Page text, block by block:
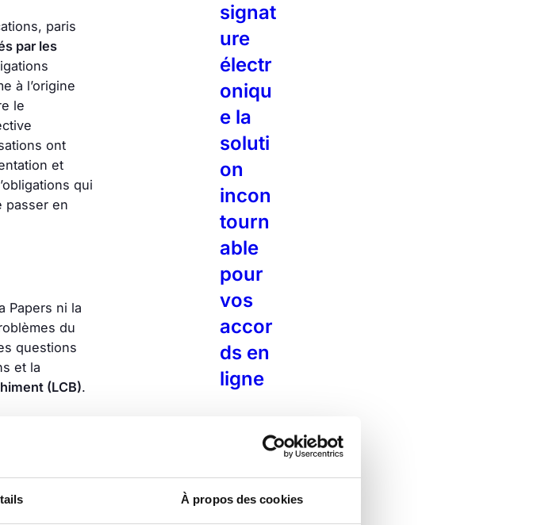
À propos des cookies
paris
par les
à l’origine
le
ont
et
qui
passer en
Papers ni la
du
questions
et la
(LCB).
se
? Définir les
les
signat
ure
électr
oniqu
e la
soluti
on
incon
tourn
able
pour
vos
accor
ds en
ligne
juridi
quem